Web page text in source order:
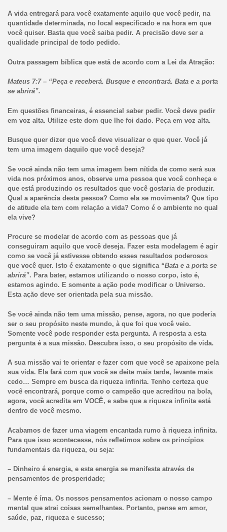
A vida entregará para você exatamente aquilo que você pedir, na
quantidade determinada, no local especificado e na hora em que
você quiser. Basta que você saiba pedir. A precisão deve ser a
qualidade principal de todo pedido.
Outra passagem bíblica que está de acordo com a Lei da Atração:
Mateus 7:7 – “Peça e receberá. Busque e encontrará. Bata e a porta
se abrirá”.
Em questões financeiras, é essencial saber pedir. Você deve pedir
em voz alta. Utilize este dom que lhe foi dado. Peça em voz alta.
Busque quer dizer que você deve visualizar o que quer. Você já
tem uma imagem daquilo que você deseja?
Se você ainda não tem uma imagem bem nítida de como será sua
vida nos próximos anos, observe uma pessoa que você conheça e
que está produzindo os resultados que você gostaria de produzir.
Qual a aparência desta pessoa? Como ela se movimenta? Que tipo
de atitude ela tem com relação a vida? Como é o ambiente no qual
ela vive?
Procure se modelar de acordo com as pessoas que já
conseguiram aquilo que você deseja. Fazer esta modelagem é agir
como se você já estivesse obtendo esses resultados poderosos
que você quer. Isto é exatamente o que significa “Bata e a porta se
abrirá”. Para bater, estamos utilizando o nosso corpo, isto é,
estamos agindo. E somente a ação pode modificar o Universo.
Esta ação deve ser orientada pela sua missão.
Se você ainda não tem uma missão, pense, agora, no que poderia
ser o seu propósito neste mundo, à que foi que você veio.
Somente você pode responder esta pergunta. A resposta a esta
pergunta é a sua missão. Descubra isso, o seu propósito de vida.
A sua missão vai te orientar e fazer com que você se apaixone pela
sua vida. Ela fará com que você se deite mais tarde, levante mais
cedo… Sempre em busca da riqueza infinita. Tenho certeza que
você encontrará, porque como o campeão que acreditou na bola,
agora, você acredita em VOCÊ, e sabe que a riqueza infinita está
dentro de você mesmo.
Acabamos de fazer uma viagem encantada rumo à riqueza infinita.
Para que isso acontecesse, nós refletimos sobre os princípios
fundamentais da riqueza, ou seja:
– Dinheiro é energia, e esta energia se manifesta através de
pensamentos de prosperidade;
– Mente é íma. Os nossos pensamentos acionam o nosso campo
mental que atrai coisas semelhantes. Portanto, pense em amor,
saúde, paz, riqueza e sucesso;